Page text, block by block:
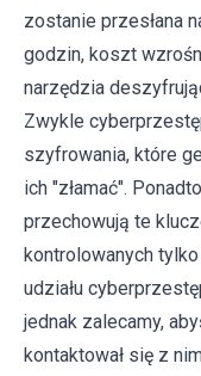
zostanie przesłana
godzin, koszt
narzędzia
Zwykle
szyfrowania, które
ich "złamać".
przechowują te
kontrolowanych
udziału
jednak zalecamy,
kontaktował się z